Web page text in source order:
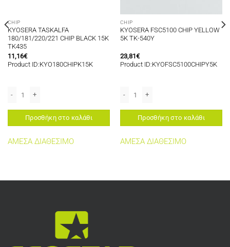
CHIP
KYOSERA TASKALFA
180/181/220/221 CHIP BLACK 15K
TK435
11,16€
Product ID:KYO180CHIPK15K
Προσθήκη στο καλάθι
ΑΜΕΣΑ ΔΙΑΘΕΣΙΜΟ
CHIP
KYOSERA FSC5100 CHIP YELLOW
5K TK-540Y
23,81€
Product ID:KYOFSC5100CHIPY5K
Προσθήκη στο καλάθι
ΑΜΕΣΑ ΔΙΑΘΕΣΙΜΟ